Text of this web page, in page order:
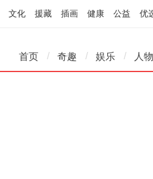
文化 援藏 插画 健康 公益 优
首页 / 奇趣 / 娱乐 / 人物